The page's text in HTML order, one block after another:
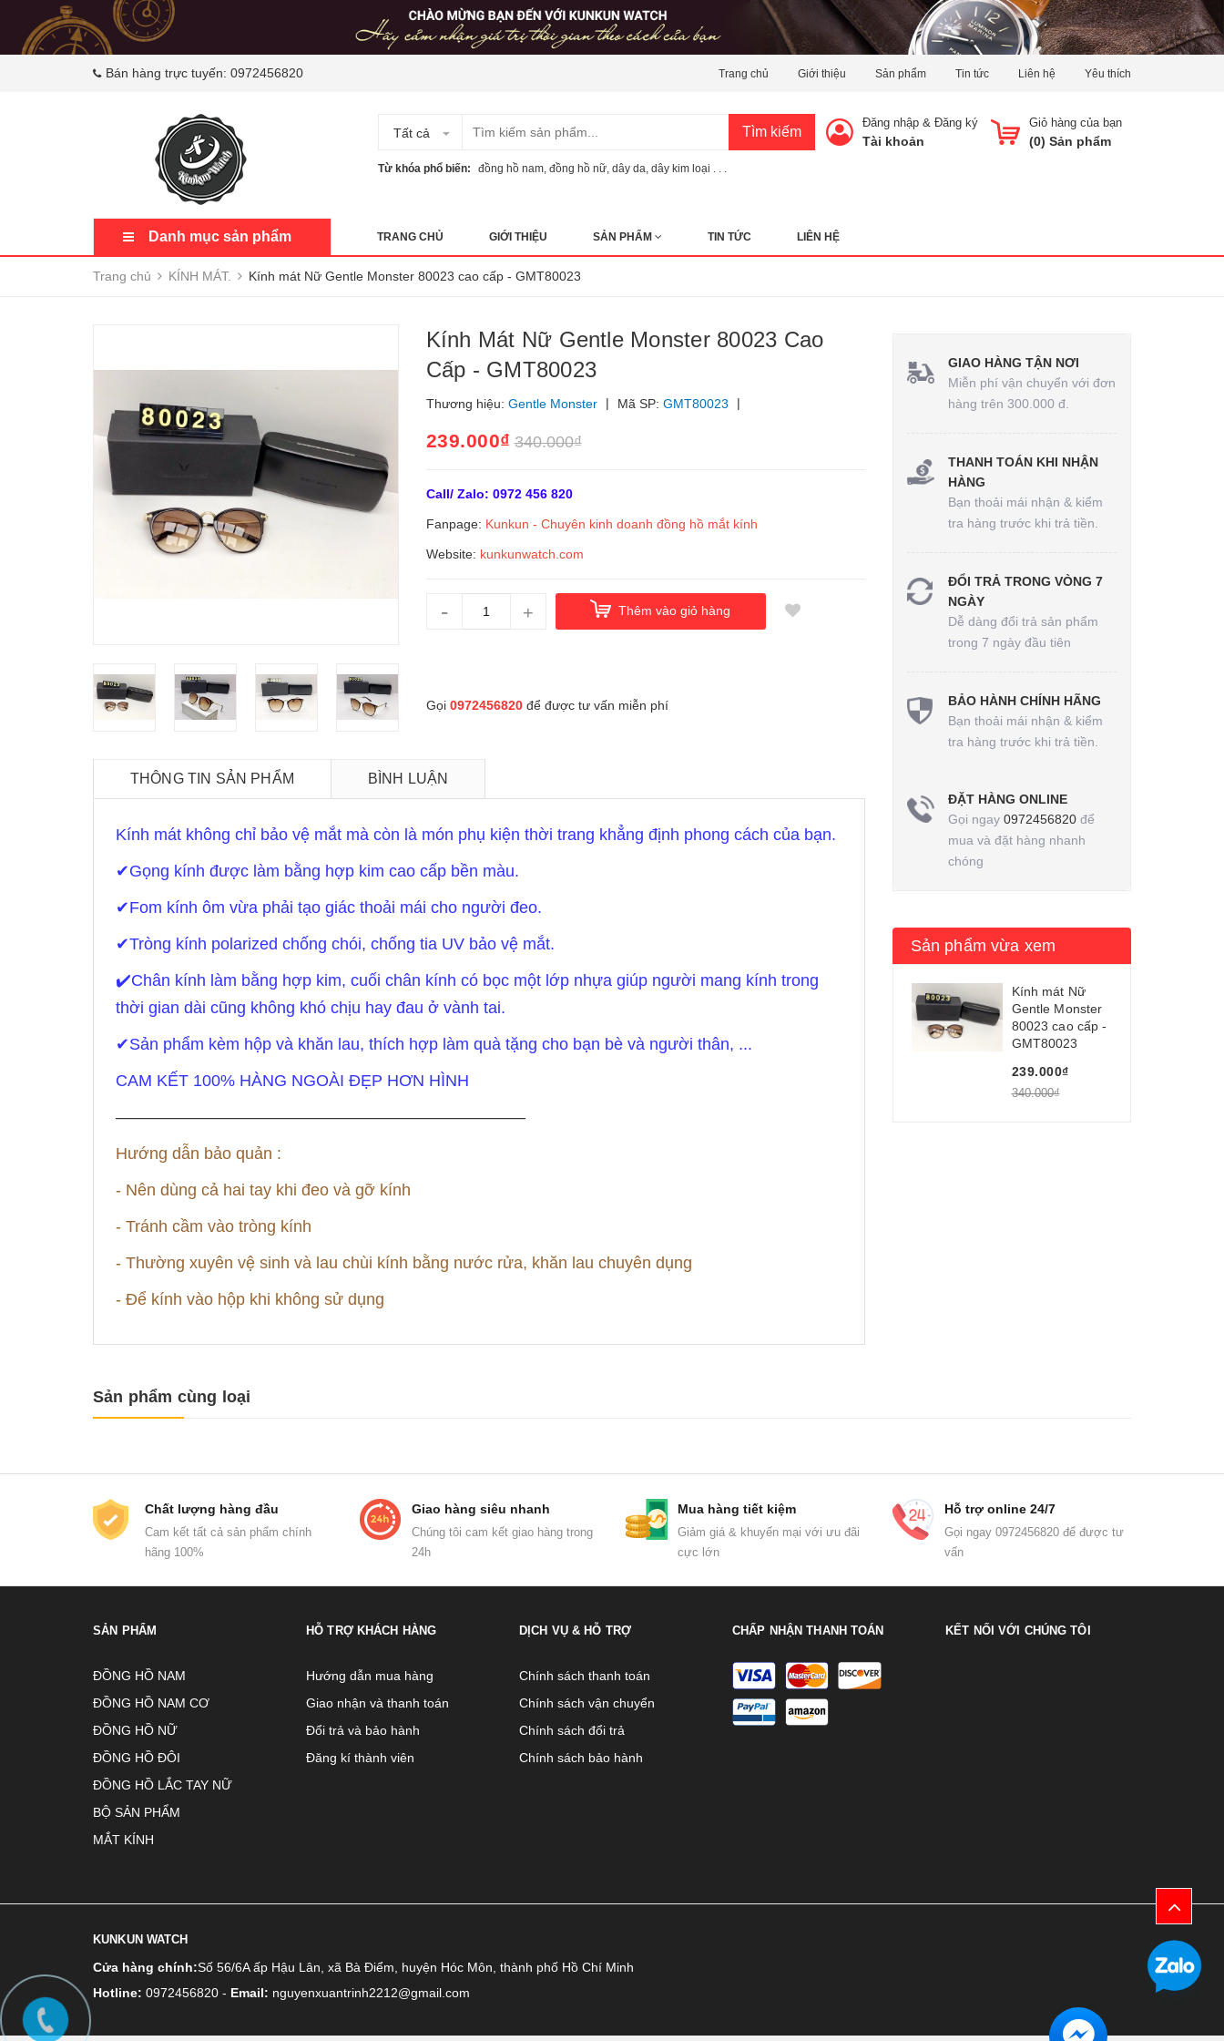
Bán hàng trực tuyến: 0972456820 Trang chủ Giới thiệu Sản phẩm Tin tức Liên hệ Yêu thích
Tất cả Tìm kiếm
Từ khóa phổ biến: đồng hồ nam đồng hồ nữ dây da dây kim loại . . .
Giỏ hàng của bạn
(0) Sản phẩm
Đăng nhập & Đăng ký
Tài khoản
Danh mục sản phẩm TRANG CHỦ GIỚI THIỆU SẢN PHẨM TIN TỨC LIÊN HỆ
Trang chủ KÍNH MÁT. Kính mát Nữ Gentle Monster 80023 cao cấp - GMT80023
Kính Mát Nữ Gentle Monster 80023 Cao
Cấp - GMT80023
Thương hiệu: Gentle Monster | Mã SP: GMT80023 |
239.000₫ 340.000₫
Call/ Zalo: 0972 456 820
Fanpage: Kunkun - Chuyên kinh doanh đồng hồ mắt kính
Website: kunkunwatch.com
- + Thêm vào giỏ hàng
Gọi 0972456820để được tư vấn miễn phí
THÔNG TIN SẢN PHẨM BÌNH LUẬN
Kính mát không chỉ bảo vệ mắt mà còn là món phụ kiện thời trang khẳng định phong cách của bạn.
✔Gọng kính được làm bằng hợp kim cao cấp bền màu.
✔Fom kính ôm vừa phải tạo giác thoải mái cho người đeo.
✔Tròng kính polarized chống chói, chống tia UV bảo vệ mắt.
✔️Chân kính làm bằng hợp kim, cuối chân kính có bọc một lớp nhựa giúp người mang kính trong
thời gian dài cũng không khó chịu hay đau ở vành tai.
✔Sản phẩm kèm hộp và khăn lau, thích hợp làm quà tặng cho bạn bè và người thân, ...
CAM KẾT 100% HÀNG NGOÀI ĐẸP HƠN HÌNH
—————————————————————————
Hướng dẫn bảo quản :
- Nên dùng cả hai tay khi đeo và gỡ kính
- Tránh cầm vào tròng kính
- Thường xuyên vệ sinh và lau chùi kính bằng nước rửa, khăn lau chuyên dụng
- Để kính vào hộp khi không sử dụng
GIAO HÀNG TẬN NƠI
Miễn phí vận chuyển với đơn
hàng trên 300.000 đ.
THANH TOÁN KHI NHẬN
HÀNG
Bạn thoải mái nhận & kiểm
tra hàng trước khi trả tiền.
ĐỔI TRẢ TRONG VÒNG 7
NGÀY
Dễ dàng đổi trả sản phẩm
trong 7 ngày đầu tiên
BẢO HÀNH CHÍNH HÃNG
Bạn thoải mái nhận & kiểm
tra hàng trước khi trả tiền.
ĐẶT HÀNG ONLINE
Gọi ngay 0972456820để
mua và đặt hàng nhanh
chóng
Sản phẩm vừa xem
Kính mát Nữ
Gentle Monster
80023 cao cấp -
GMT80023
239.000₫
340.000₫
Sản phẩm cùng loại
Chất lượng hàng đầu
Cam kết tất cả sản phẩm chính
hãng 100%
Giao hàng siêu nhanh
Chúng tôi cam kết giao hàng trong
24h
Mua hàng tiết kiệm
Giảm giá & khuyến mại với ưu đãi
cực lớn
Hỗ trợ online 24/7
Gọi ngay 0972456820 để được tư
vấn
SẢN PHẨM
ĐỒNG HỒ NAM
ĐỒNG HỒ NAM CƠ
ĐỒNG HỒ NỮ
ĐỒNG HỒ ĐÔI
ĐỒNG HỒ LẮC TAY NỮ
BỘ SẢN PHẨM
MẮT KÍNH
HỖ TRỢ KHÁCH HÀNG
Hướng dẫn mua hàng
Giao nhận và thanh toán
Đổi trả và bảo hành
Đăng kí thành viên
DỊCH VỤ & HỖ TRỢ
Chính sách thanh toán
Chính sách vận chuyển
Chính sách đổi trả
Chính sách bảo hành
CHẤP NHẬN THANH TOÁN KẾT NỐI VỚI CHÚNG TÔI
KUNKUN WATCH
Cửa hàng chính:Số 56/6A ấp Hậu Lân, xã Bà Điểm, huyện Hóc Môn, thành phố Hồ Chí Minh
Hotline: 0972456820 - Email: nguyenxuantrinh2212@gmail.com